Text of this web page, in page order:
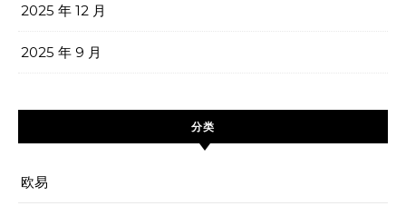
2025 年 12 月
2025 年 9 月
分类
欧易